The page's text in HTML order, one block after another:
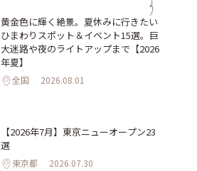
黄金色に輝く絶景。夏休みに行きたい
ひまわりスポット＆イベント15選。巨
大迷路や夜のライトアップまで【2026
年夏】
全国 2026.08.01
【2026年7月】東京ニューオープン23
選
東京都 2026.07.30